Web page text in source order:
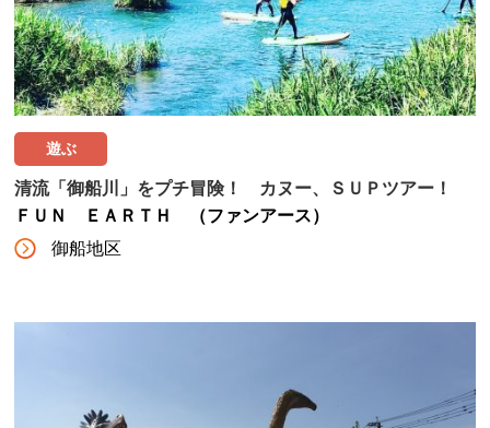
遊ぶ
清流「御船川」をプチ冒険！ カヌー、ＳＵＰツアー！
ＦＵＮ ＥＡＲＴＨ （ファンアース）
御船地区